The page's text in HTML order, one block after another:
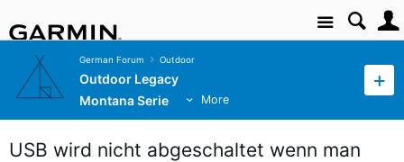
Site
German Forum Outdoor
Outdoor Legacy
Montana Serie
More
USB wird nicht abgeschaltet wenn man